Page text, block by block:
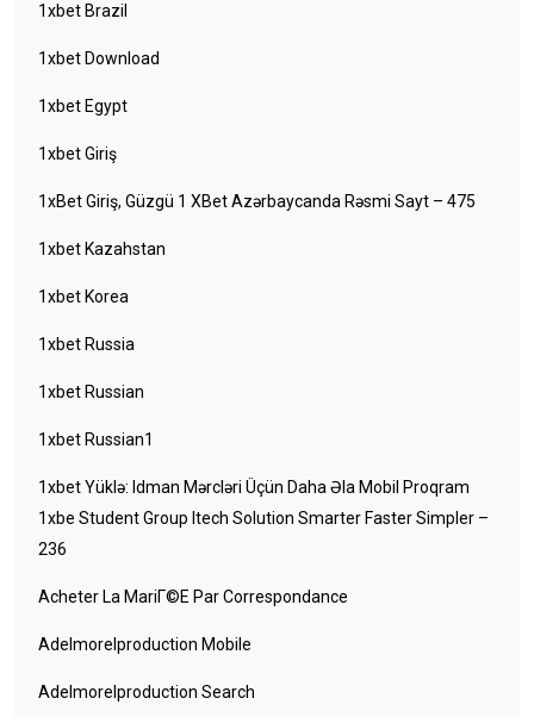
1xbet Brazil
1xbet Download
1xbet Egypt
1xbet Giriş
1xBet Giriş, Güzgü 1 XBet Azərbaycanda Rəsmi Sayt – 475
1xbet Kazahstan
1xbet Korea
1xbet Russia
1xbet Russian
1xbet Russian1
1xbet Yüklə: Idman Mərcləri Üçün Daha Əla Mobil Proqram
1xbe Student Group Itech Solution Smarter Faster Simpler –
236
Acheter La MariГ©e Par Correspondance
Adelmorelproduction Mobile
Adelmorelproduction Search